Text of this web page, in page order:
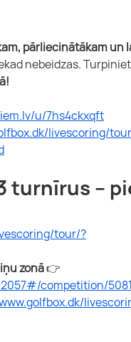
pārliecinātākam un
nebeidzas.
u/7hs4ckxqft
livescoring/
turnīrus –
tour/?
zonā 👉
competition/